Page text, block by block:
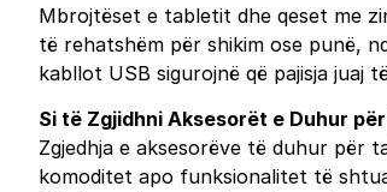
Mbrojtëset e tabletit dhe qeset me
të rehatshëm për shikim ose punë,
kabllot USB sigurojnë që pajisja
Si të Zgjidhni Aksesorët e Duhur
Zgjedhja e aksesorëve të duhur për
komoditet apo funksionalitet të